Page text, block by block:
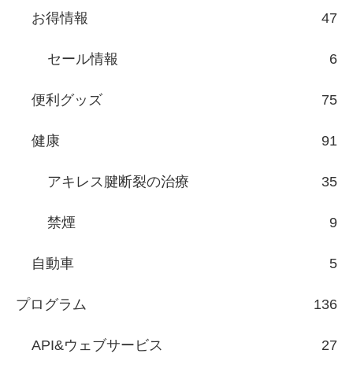
お得情報 47
セール情報 6
便利グッズ 75
健康 91
アキレス腱断裂の治療 35
禁煙 9
自動車 5
プログラム 136
API&ウェブサービス 27